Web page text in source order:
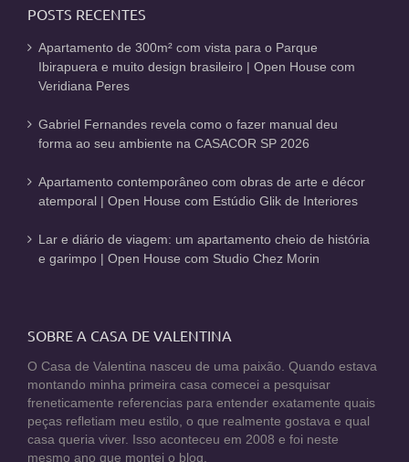
POSTS RECENTES
Apartamento de 300m² com vista para o Parque
Ibirapuera e muito design brasileiro | Open House com
Veridiana Peres
Gabriel Fernandes revela como o fazer manual deu
forma ao seu ambiente na CASACOR SP 2026
Apartamento contemporâneo com obras de arte e décor
atemporal | Open House com Estúdio Glik de Interiores
Lar e diário de viagem: um apartamento cheio de história
e garimpo | Open House com Studio Chez Morin
SOBRE A CASA DE VALENTINA
O Casa de Valentina nasceu de uma paixão. Quando estava
montando minha primeira casa comecei a pesquisar
freneticamente referencias para entender exatamente quais
peças refletiam meu estilo, o que realmente gostava e qual
casa queria viver. Isso aconteceu em 2008 e foi neste
mesmo ano que montei o blog.